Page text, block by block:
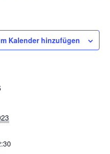
Kalender hinzufügen